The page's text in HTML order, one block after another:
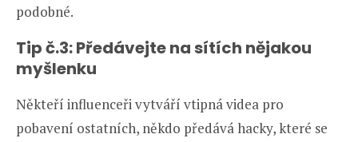
podobné.
Tip č.3: Předávejte na sítích nějakou
myšlenku
Někteří influenceři vytváří vtipná videa pro
pobavení ostatních, někdo předává hacky, které se